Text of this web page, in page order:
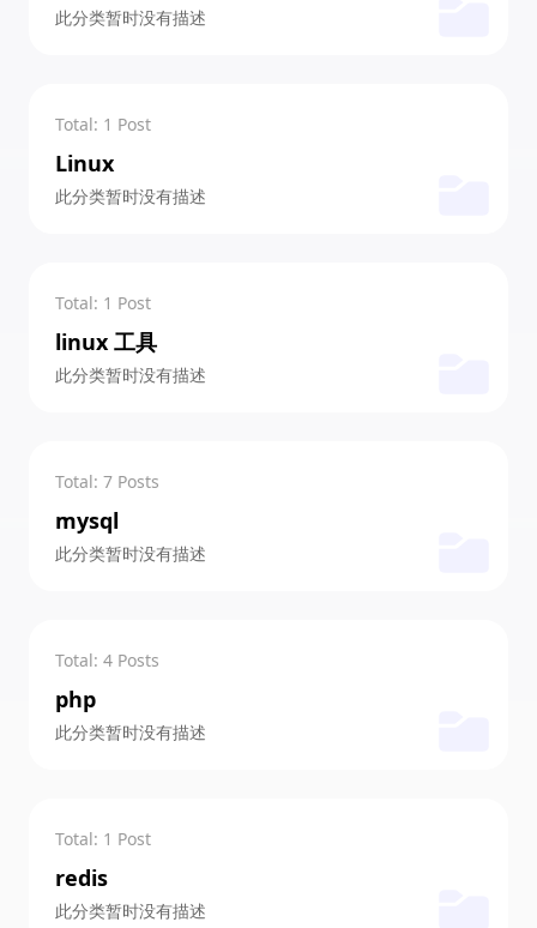
此分类暂时没有描述
Total: 1 Post
Linux
此分类暂时没有描述
Total: 1 Post
linux 工具
此分类暂时没有描述
Total: 7 Posts
mysql
此分类暂时没有描述
Total: 4 Posts
php
此分类暂时没有描述
Total: 1 Post
redis
此分类暂时没有描述